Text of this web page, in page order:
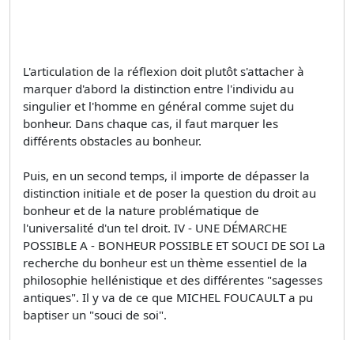
L'articulation de la réflexion doit plutôt s'attacher à
marquer d'abord la distinction entre l'individu au
singulier et l'homme en général comme sujet du
bonheur. Dans chaque cas, il faut marquer les
différents obstacles au bonheur.
Puis, en un second temps, il importe de dépasser la
distinction initiale et de poser la question du droit au
bonheur et de la nature problématique de
l'universalité d'un tel droit. IV - UNE DÉMARCHE
POSSIBLE A - BONHEUR POSSIBLE ET SOUCI DE SOI La
recherche du bonheur est un thème essentiel de la
philosophie hellénistique et des différentes "sagesses
antiques". Il y va de ce que MICHEL FOUCAULT a pu
baptiser un "souci de soi".